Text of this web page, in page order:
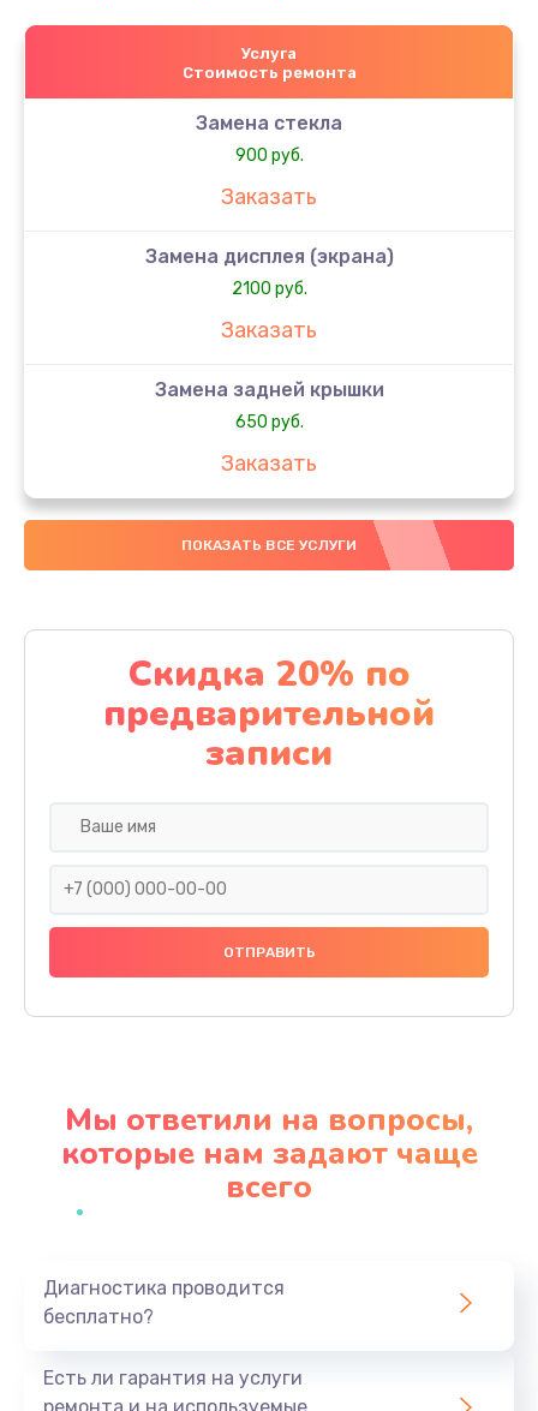
Услуга
Стоимость ремонта
Замена стекла
900 руб.
Заказать
Замена дисплея (экрана)
2100 руб.
Заказать
Замена задней крышки
650 руб.
Заказать
Замена аккумулятора
4000 руб.
Замена материнской платы
1100 руб.
Заказать
Замена праймера
1000 руб.
Заказать
Профилактическая чистка
Заказать
ПОКАЗАТЬ ВСЕ УСЛУГИ
Скидка 20% по
предварительной
записи
Мы ответили на вопросы,
которые нам задают чаще
всего
Диагностика проводится
бесплатно?
Есть ли гарантия на услуги
ремонта и на используемые